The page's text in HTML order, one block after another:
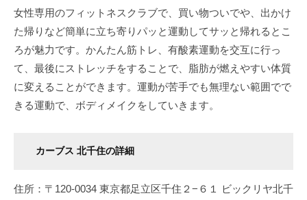
女性専用のフィットネスクラブで、買い物ついでや、出かけ
た帰りなど簡単に立ち寄りパッと運動してサッと帰れるとこ
ろが魅力です。かんたん筋トレ、有酸素運動を交互に行っ
て、最後にストレッチをすることで、脂肪が燃えやすい体質
に変えることができます。運動が苦手でも無理ない範囲でで
きる運動で、ボディメイクをしていきます。
カーブス 北千住の詳細
住所：〒120-0034 東京都足立区千住２−６１ ビックリヤ北千